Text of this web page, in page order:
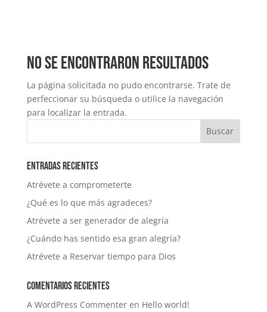
No se encontraron resultados
La página solicitada no pudo encontrarse. Trate de
perfeccionar su búsqueda o utilice la navegación
para localizar la entrada.
Entradas recientes
Atrévete a comprometerte
¿Qué es lo que más agradeces?
Atrévete a ser generador de alegría
¿Cuándo has sentido esa gran alegría?
Atrévete a Reservar tiempo para Dios
Comentarios recientes
A WordPress Commenteren Hello world!